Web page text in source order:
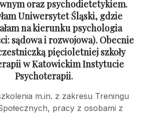
oraz psychodietetykiem.
Uniwersytet Śląski, gdzie
na kierunku psychologia
sądowai rozwojowa). Obecnie
pięcioletniej szkoły
w Katowickim Instytucie
Psychoterapii.
m.in. z zakresu Treningu
pracy z osobami z